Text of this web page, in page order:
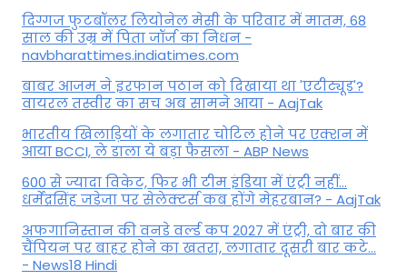
दिग्गज फुटबॉलर लियोनेल मेसी के परिवार में मातम, 68
साल की उम्र में पिता जॉर्ज का निधन -
navbharattimes.indiatimes.com
बाबर आजम ने इरफान पठान को दिखाया था 'एटीट्यूड'?
वायरल तस्वीर का सच अब सामने आया - AajTak
भारतीय खिलाड़ियों के लगातार चोटिल होने पर एक्शन में
आया BCCI, ले डाला ये बड़ा फैसला - ABP News
600 से ज्यादा विकेट, फिर भी टीम इंडिया में एंट्री नहीं...
धर्मेंद्रसिंह जडेजा पर सेलेक्टर्स कब होंगे मेहरबान? - AajTak
अफगानिस्तान की वनडे वर्ल्ड कप 2027 में एंट्री, दो बार की
चैंपियन पर बाहर होने का खतरा, लगातार दूसरी बार कटे...
- News18 Hindi